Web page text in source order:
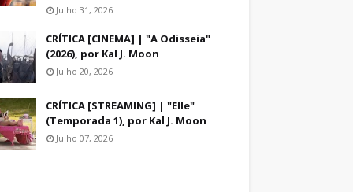
Julho 31, 2026
CRÍTICA [CINEMA] | "A Odisseia"
(2026), por Kal J. Moon
Julho 20, 2026
CRÍTICA [STREAMING] | "Elle"
(Temporada 1), por Kal J. Moon
Julho 07, 2026